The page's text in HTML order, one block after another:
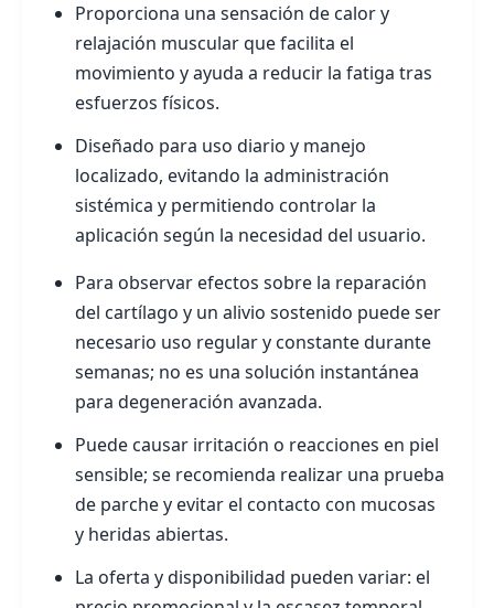
Proporciona una sensación de calor y
relajación muscular que facilita el
movimiento y ayuda a reducir la fatiga tras
esfuerzos físicos.
Diseñado para uso diario y manejo
localizado, evitando la administración
sistémica y permitiendo controlar la
aplicación según la necesidad del usuario.
Para observar efectos sobre la reparación
del cartílago y un alivio sostenido puede ser
necesario uso regular y constante durante
semanas; no es una solución instantánea
para degeneración avanzada.
Puede causar irritación o reacciones en piel
sensible; se recomienda realizar una prueba
de parche y evitar el contacto con mucosas
y heridas abiertas.
La oferta y disponibilidad pueden variar: el